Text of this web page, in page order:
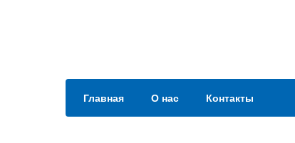
Главная О нас Контакты